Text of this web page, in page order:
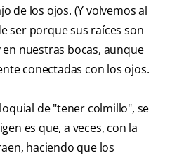
de los ojos. (Y volvemos al
ser porque sus raíces son
nuestras bocas, aunque
conectadas con los ojos.
de "tener colmillo", se
es que, a veces, con la
haciendo que los